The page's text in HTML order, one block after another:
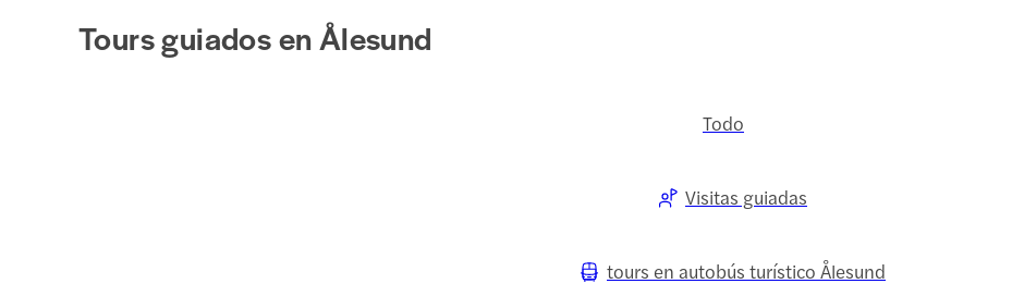
Tours guiados en Ålesund
Todo
Visitas guiadas
tours en autobús turístico Ålesund